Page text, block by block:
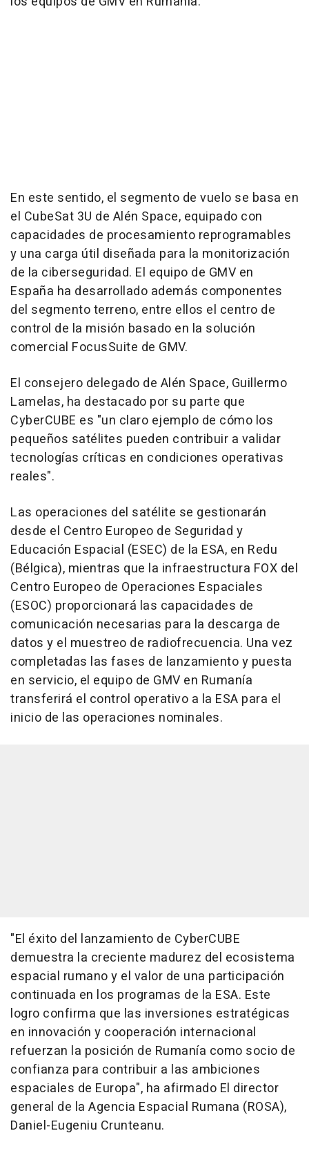
En este sentido, el segmento de vuelo se basa en
el CubeSat 3U de Alén Space, equipado con
capacidades de procesamiento reprogramables
y una carga útil diseñada para la monitorización
de la ciberseguridad. El equipo de GMV en
España ha desarrollado además componentes
del segmento terreno, entre ellos el centro de
control de la misión basado en la solución
comercial FocusSuite de GMV.
El consejero delegado de Alén Space, Guillermo
Lamelas, ha destacado por su parte que
CyberCUBE es "un claro ejemplo de cómo los
pequeños satélites pueden contribuir a validar
tecnologías críticas en condiciones operativas
reales".
Las operaciones del satélite se gestionarán
desde el Centro Europeo de Seguridad y
Educación Espacial (ESEC) de la ESA, en Redu
(Bélgica), mientras que la infraestructura FOX del
Centro Europeo de Operaciones Espaciales
(ESOC) proporcionará las capacidades de
comunicación necesarias para la descarga de
datos y el muestreo de radiofrecuencia. Una vez
completadas las fases de lanzamiento y puesta
en servicio, el equipo de GMV en Rumanía
transferirá el control operativo a la ESA para el
inicio de las operaciones nominales.
"El éxito del lanzamiento de CyberCUBE
demuestra la creciente madurez del ecosistema
espacial rumano y el valor de una participación
continuada en los programas de la ESA. Este
logro confirma que las inversiones estratégicas
en innovación y cooperación internacional
refuerzan la posición de Rumanía como socio de
confianza para contribuir a las ambiciones
espaciales de Europa", ha afirmado El director
general de la Agencia Espacial Rumana (ROSA),
Daniel-Eugeniu Crunteanu.